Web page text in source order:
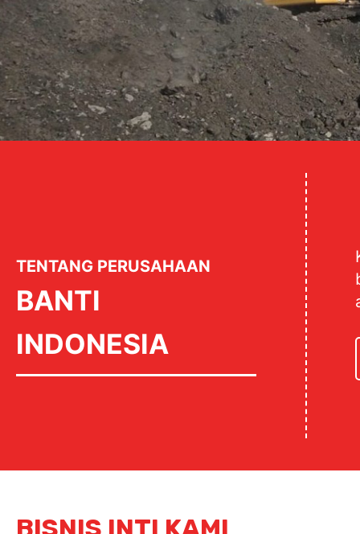
TENTANG PERUSAHAAN
BANTI
INDONESIA